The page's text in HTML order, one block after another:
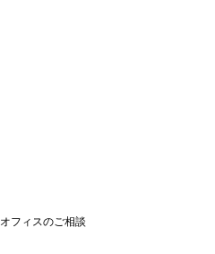
オフィスのご相談